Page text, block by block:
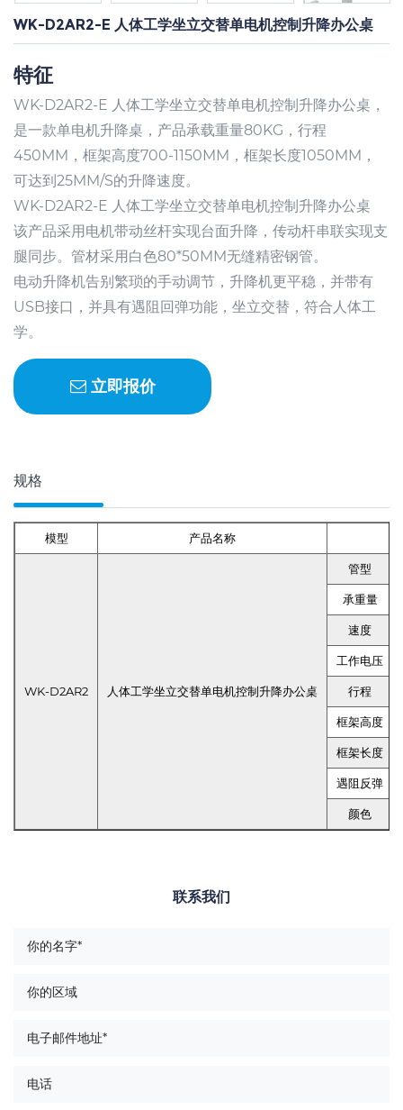
WK-D2AR2-E 人体工学坐立交替单电机控制升降办公桌
特征
WK-D2AR2-E 人体工学坐立交替单电机控制升降办公桌，
是一款单电机升降桌，产品承载重量80KG，行程
450MM，框架高度700-1150MM，框架长度1050MM，
可达到25MM/S的升降速度。
WK-D2AR2-E 人体工学坐立交替单电机控制升降办公桌
该产品采用电机带动丝杆实现台面升降，传动杆串联实现支
腿同步。管材采用白色80*50MM无缝精密钢管。
电动升降机告别繁琐的手动调节，升降机更平稳，并带有
USB接口，并具有遇阻回弹功能，坐立交替，符合人体工
学。
立即报价
规格
模型 产品名称
WK-D2AR2 人体工学坐立交替单电机控制升降办公桌
管型
承重量
速度
工作电压
行程
框架高度
框架长度
遇阻反弹
颜色
联系我们